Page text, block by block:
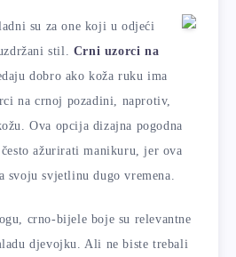
su za one koji u odjeći
stil. Crni uzorci na
dobro ako koža ruku ima
na crnoj pozadini, naprotiv,
Ova opcija dizajna pogodna
ažurirati manikuru, jer ova
svoju svjetlinu dugo vremena.
crno-bijele boje su relevantne
djevojku. Ali ne biste trebali